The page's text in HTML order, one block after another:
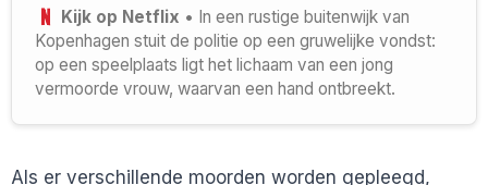
Kijk op Netflix • In een rustige buitenwijk van
Kopenhagen stuit de politie op een gruwelijke vondst:
op een speelplaats ligt het lichaam van een jong
vermoorde vrouw, waarvan een hand ontbreekt.
Als er verschillende moorden worden gepleegd,